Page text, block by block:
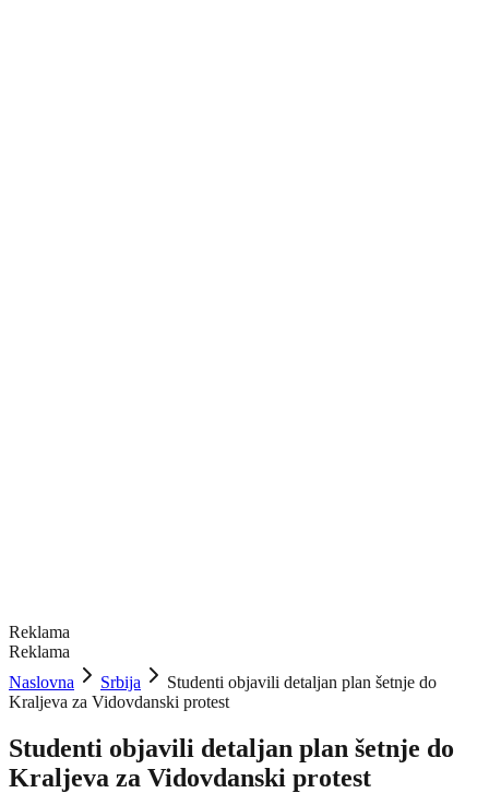
Reklama
Reklama
Naslovna
Srbija
Studenti objavili detaljan plan šetnje do
Kraljeva za Vidovdanski protest
Studenti objavili detaljan plan šetnje do
Kraljeva za Vidovdanski protest